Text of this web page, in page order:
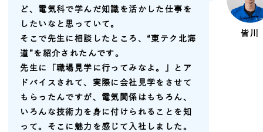
皆川
ど、電気科で学んだ知識を活かした仕事を
したいなと思っていて。
そこで先生に相談したところ、“東テク北海
道”を紹介されたんです。
先生に「職場見学に行ってみなよ。」とア
ドバイスされて、実際に会社見学をさせて
もらったんですが、電気関係はもちろん、
いろんな技術力を身に付けられることを知
って。そこに魅力を感じて入社しました。